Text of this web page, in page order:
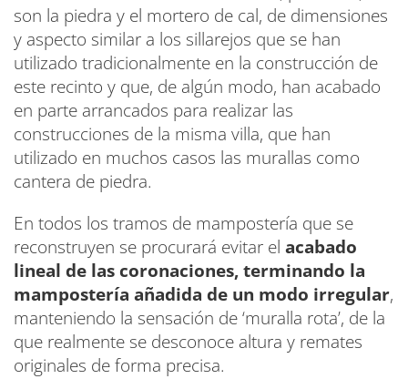
son la piedra y el mortero de cal, de dimensiones
y aspecto similar a los sillarejos que se han
utilizado tradicionalmente en la construcción de
este recinto y que, de algún modo, han acabado
en parte arrancados para realizar las
construcciones de la misma villa, que han
utilizado en muchos casos las murallas como
cantera de piedra.
En todos los tramos de mampostería que se
reconstruyen se procurará evitar el acabado
lineal de las coronaciones, terminando la
mampostería añadida de un modo irregular,
manteniendo la sensación de ‘muralla rota’, de la
que realmente se desconoce altura y remates
originales de forma precisa.